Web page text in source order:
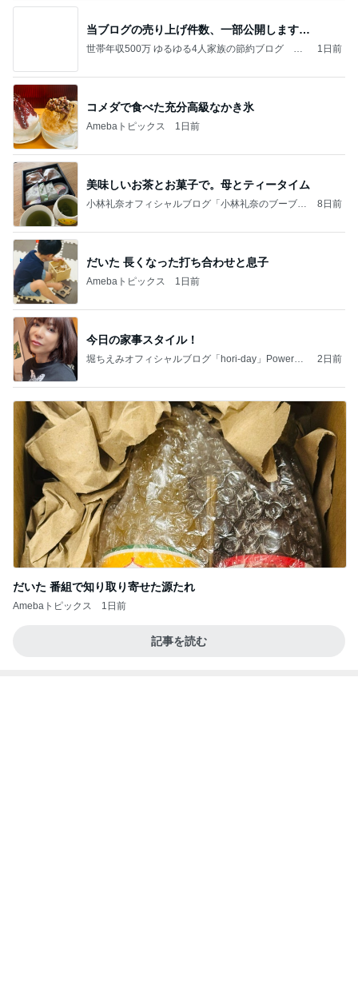
当ブログの売り上げ件数、一部公開します…
世帯年収500万 ゆるゆる4人家族の節約ブログ 〜
1日前
コメダで食べた充分高級なかき氷
Amebaトピックス 1日前
美味しいお茶とお菓子で。母とティータイム
小林礼奈オフィシャルブログ「小林礼奈のブーブー
8日前
だいた 長くなった打ち合わせと息子
Amebaトピックス 1日前
今日の家事スタイル！
堀ちえみオフィシャルブログ「hori-day」Powered
2日前
だいた 番組で知り取り寄せた源たれ
Amebaトピックス 1日前
記事を読む